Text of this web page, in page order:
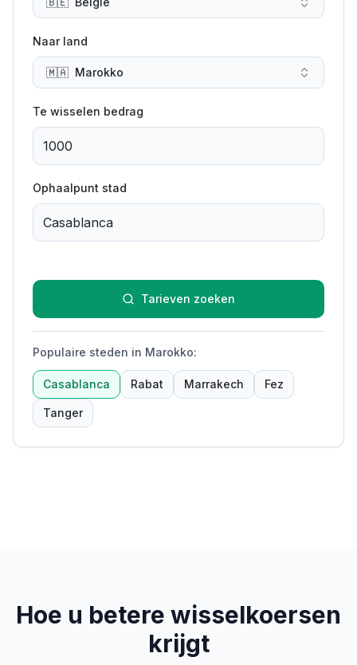
Naar land
🇲🇦 Marokko
Te wisselen bedrag
Ophaalpunt stad
Tarieven zoeken
Populaire steden in Marokko:
Casablanca Rabat Marrakech Fez
Tanger
Hoe u betere wisselkoersen
krijgt